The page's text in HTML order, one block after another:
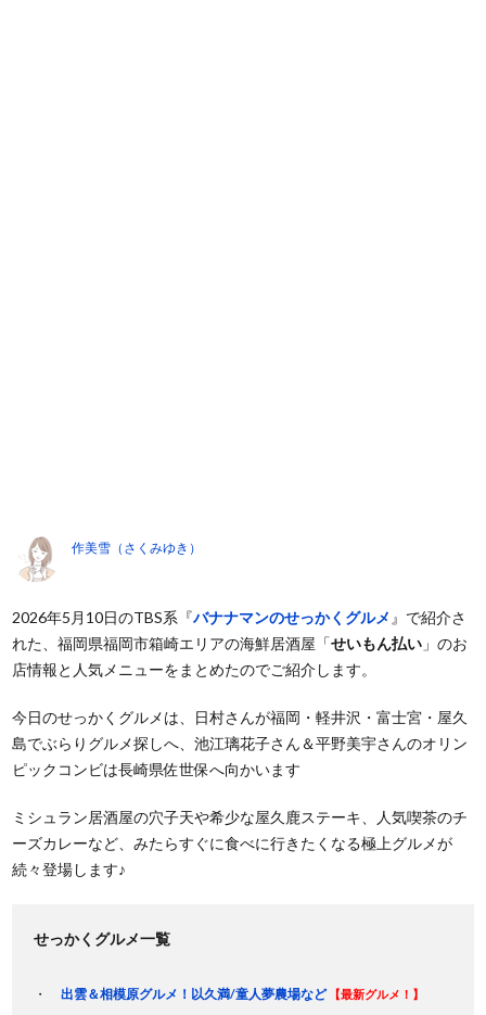
作美雪（さくみゆき）
2026年5月10日のTBS系『バナナマンのせっかくグルメ 』で紹介さ
れた、福岡県福岡市箱崎エリアの海鮮居酒屋「せいもん払い 」のお
店情報と人気メニューをまとめたのでご紹介します。
今日のせっかくグルメは、日村さんが福岡・軽井沢・富士宮・屋久
島でぶらりグルメ探しへ、池江璃花子さん＆平野美宇さんのオリン
ピックコンビは長崎県佐世保へ向かいます
ミシュラン居酒屋の穴子天や希少な屋久鹿ステーキ、人気喫茶のチ
ーズカレーなど、みたらすぐに食べに行きたくなる極上グルメが
続々登場します♪
せっかくグルメ一覧
出雲＆相模原グルメ！以久満/童人夢農場など 【最新グルメ！】